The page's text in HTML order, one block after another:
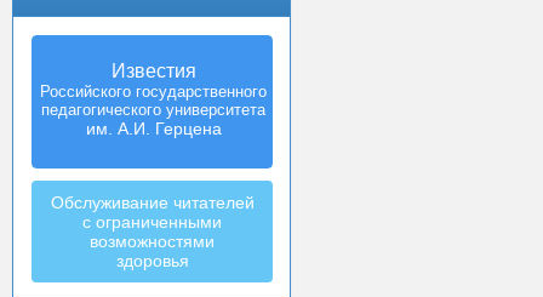
Известия
Российского государственного
педагогического университета
им. А.И. Герцена
Обслуживание читателей
с ограниченными
возможностями
здоровья